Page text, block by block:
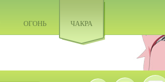
ОГОНЬ ЧАКРА